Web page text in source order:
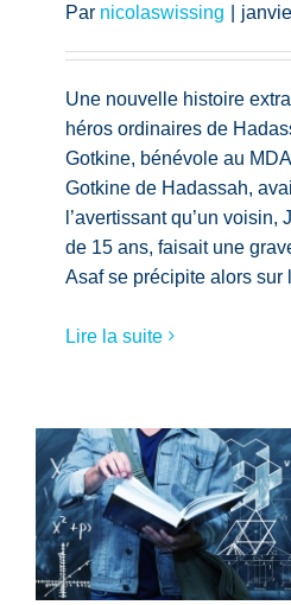
Par nicolaswissing
Une nouvelle histoire
héros ordinaires de
Gotkine, bénévole au
Gotkine de Hadassah,
l’avertissant qu’un
de 15 ans, faisait une
Asaf se précipite alors sur
Lire la suite